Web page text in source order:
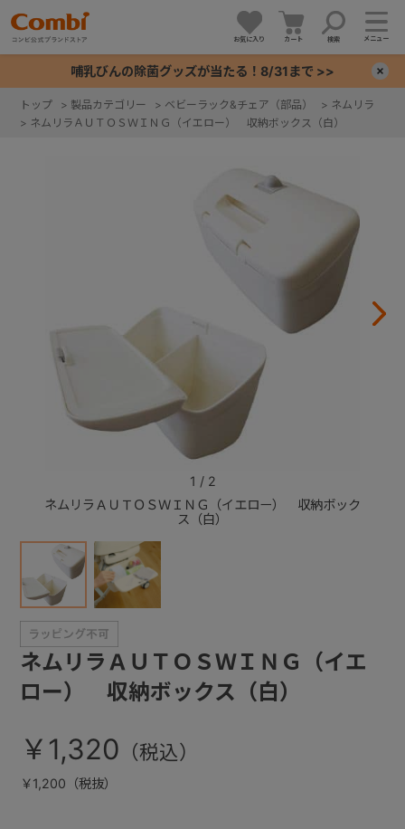
お気に入り カート 検索 メニュー
哺乳びんの除菌グッズが当たる！8/31まで >>
トップ > 製品カテゴリー > ベビーラック&チェア（部品） > ネムリラ
> ネムリラＡＵＴＯＳＷＩＮＧ（イエロー） 収納ボックス（白）
ネムリラＡＵＴＯＳＷＩＮＧ（イエロー） 収納ボック
ス（白）
1 / 2
ネムリラＡＵＴＯＳＷＩＮＧ（イエ
ロー） 収納ボックス（白）
￥1,320
￥1,200（税抜）